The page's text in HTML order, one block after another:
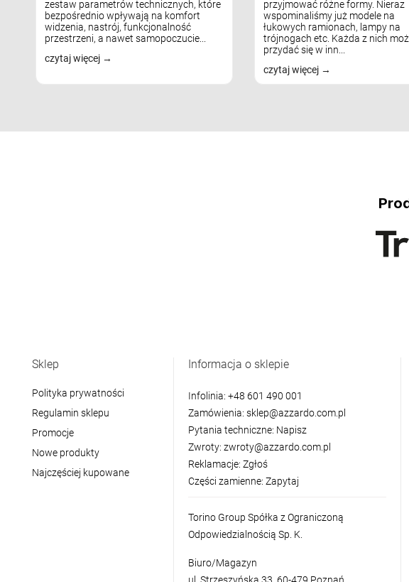
zestaw parametrów technicznych, które
bezpośrednio wpływają na komfort
widzenia, nastrój, funkcjonalność
przestrzeni, a nawet samopoczucie...
czytaj więcej
przyjmować różne formy. Nieraz
wspominaliśmy już modele na
łukowych ramionach, lampy na
trójnogach etc. Każda z nich
przydać się w inn...
czytaj więcej
Sklep
Polityka prywatności
Regulamin sklepu
Promocje
Nowe produkty
Najczęściej kupowane
Informacja o sklepie
Infolinia: +48 601 490 001
Zamówienia: sklep@azzardo.com.pl
Pytania techniczne: Napisz
Zwroty: zwroty@azzardo.com.pl
Reklamacje: Zgłoś
Części zamienne: Zapytaj
Torino Group Spółka z Ograniczoną
Odpowiedzialnością Sp. K.
Biuro/Magazyn